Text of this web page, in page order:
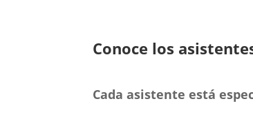
Conoce los
Cada asistente está